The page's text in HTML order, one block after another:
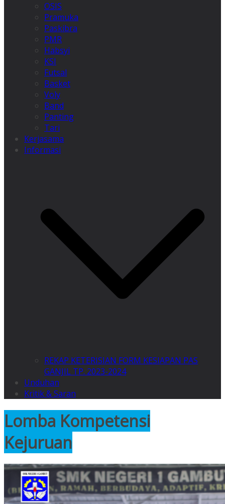
OSIS
Pramuka
Paskibra
PMR
Habsyi
KSI
Futsal
Basket
Voly
Band
Panting
Tari
Kerjasama
Informasi
REKAP KETERISIAN FORM KESIAPAN PAS
GANJIL TP. 2023-2024
Unduhan
Kritik & Saran
Lomba Kompetensi
Kejuruan